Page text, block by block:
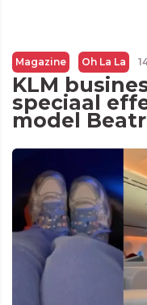
Magazine Oh La La
KLM
speciaal
model